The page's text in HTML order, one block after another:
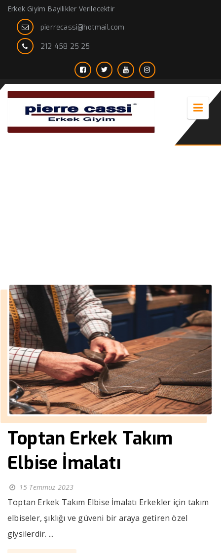
Erkek Giyim Bayilikler Verilecektir
pierrecassi@hotmail.com
212 458 25 25
Toptan Erkek Takım
Elbise İmalatı
15 Temmuz 2023
Toptan Erkek Takım Elbise İmalatı Erkekler için takım
elbiseler, şıklığı ve güveni bir araya getiren özel
giysilerdir. ...